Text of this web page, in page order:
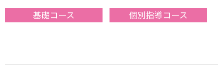
基礎コース 個別指導コース